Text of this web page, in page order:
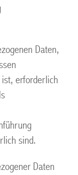
Daten,
erforderlich
sind.
Daten